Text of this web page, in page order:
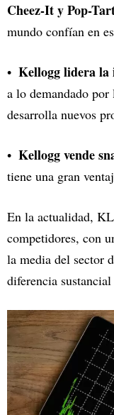
Cheez-It y Pop-
mundo confían en
Kellogg lidera la
a lo demandado
desarrolla nuevos
Kellogg vende
tiene una gran
En la actualidad,
competidores, con
la media del sector
diferencia